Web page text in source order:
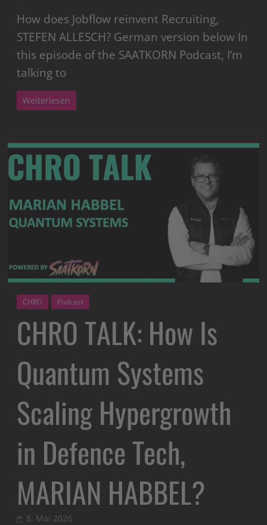
How does Jobflow reinvent Recruiting,
STEFEN ALLESCH? German version below In
this episode of the SAATKORN Podcast, I’m
talking to
Weiterlesen
CHRO Podcast
CHRO TALK: How Is
Quantum Systems
Scaling Hypergrowth
in Defence Tech,
MARIAN HABBEL?
8. Mai 2026